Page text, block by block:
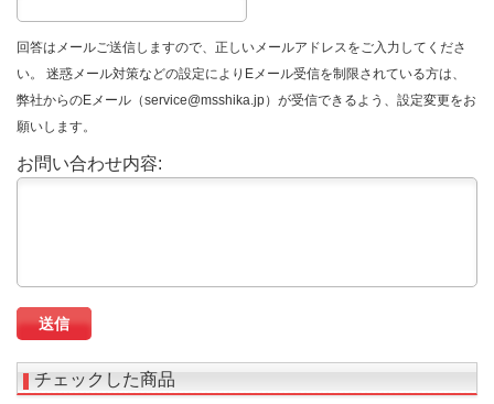
回答はメールご送信しますので、正しいメールアドレスをご入力してくださ
い。 迷惑メール対策などの設定によりEメール受信を制限されている方は、
弊社からのEメール（service@msshika.jp）が受信できるよう、設定変更をお
願いします。
お問い合わせ内容:
チェックした商品